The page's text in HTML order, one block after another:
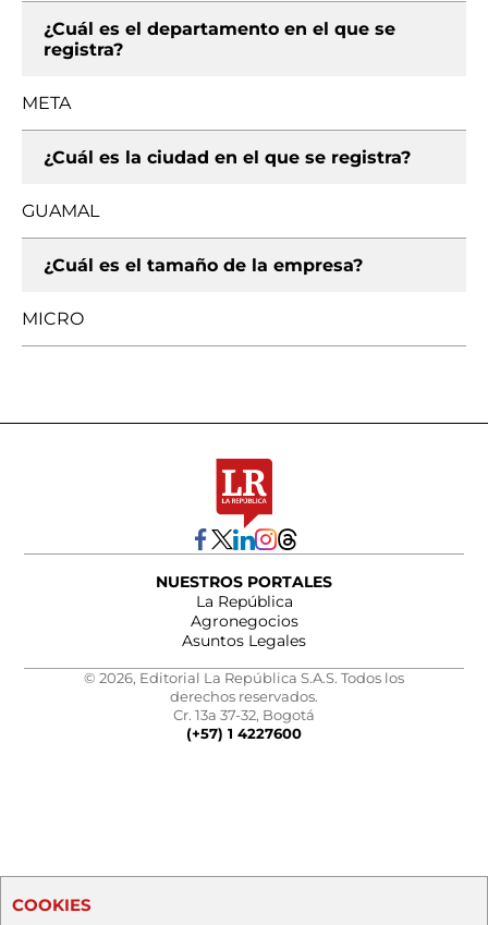
¿Cuál es el departamento en el que se
registra?
META
¿Cuál es la ciudad en el que se registra?
GUAMAL
¿Cuál es el tamaño de la empresa?
MICRO
NUESTROS PORTALES
La República
Agronegocios
Asuntos Legales
© 2026, Editorial La República S.A.S. Todos los
derechos reservados.
Cr. 13a 37-32, Bogotá
(+57) 1 4227600
COOKIES